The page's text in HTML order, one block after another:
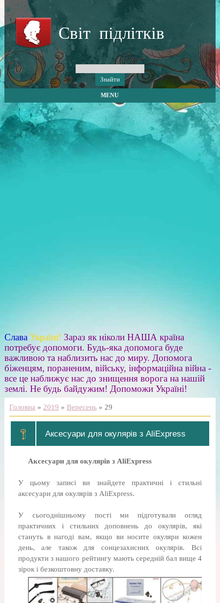
Світ підлітків
MENU
Слава Україні! Зараз як ніколи НАША країна
потребує допомоги. Будь-яка допомога буде
важливою та наблизить нас до миру. Допомога
біженцям, пораненим, війську, інформаційна війна -
все це наближує нас до знищення ворога на нашій
землі. Не будь байдужим! Допоможи Україні!
Головна » 2019 » Вересень » 29
Аксесуари для окулярів з AliExpress
Аксесуари для окулярів з AliExpress
У цьому записі ви знайдете практичні і стильні
аксесуари для окулярів з AliExpress.
У сьогоднішньому пості ми підготували огляд
практичних і стильних доповнень до окулярів, які
стануть в нагоді вам, якщо ви носите окуляри кожен
день, але також для сонцезахисних окулярів. Всі
продукти з нашого рейтингу мають середній бал вище 4
зірок і безкоштовну доставку.